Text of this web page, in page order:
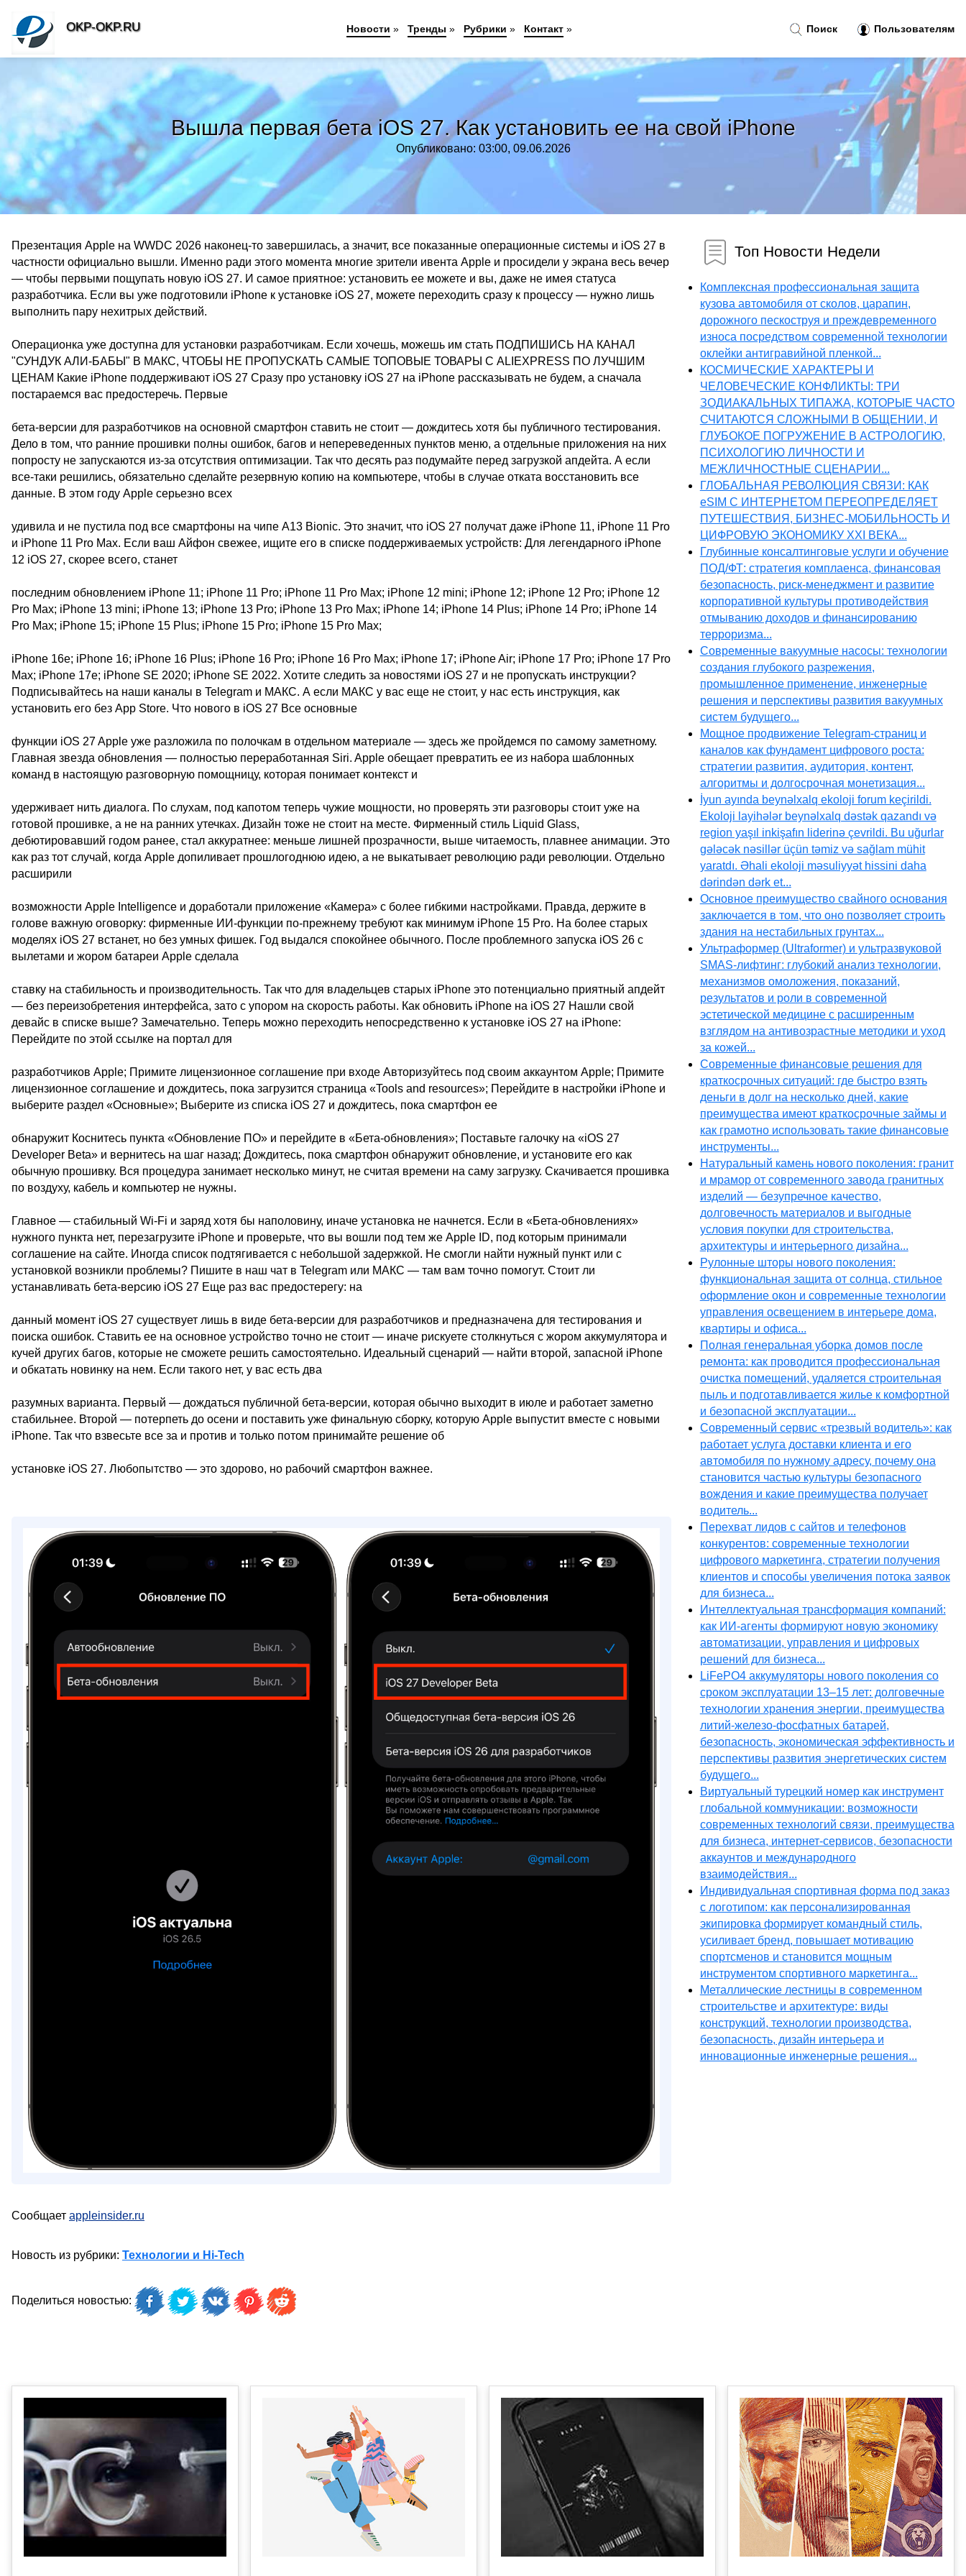
Вышла первая бета iOS 27. Как установить ее на свой iPhone
Опубликовано: 03:00, 09.06.2026
Презентация Apple на WWDC 2026 наконец-то завершилась, а значит, все показанные операционные системы и iOS 27 в
частности официально вышли. Именно ради этого момента многие зрители ивента Apple и просидели у экрана весь вечер
— чтобы первыми пощупать новую iOS 27. И самое приятное: установить ее можете и вы, даже не имея статуса
разработчика. Если вы уже подготовили iPhone к установке iOS 27, можете переходить сразу к процессу — нужно лишь
выполнить пару нехитрых действий.
Операционка уже доступна для установки разработчикам. Если хочешь, можешь им стать ПОДПИШИСЬ НА КАНАЛ
"СУНДУК АЛИ-БАБЫ" В МАКС, ЧТОБЫ НЕ ПРОПУСКАТЬ САМЫЕ ТОПОВЫЕ ТОВАРЫ С ALIEXPRESS ПО ЛУЧШИМ
ЦЕНАМ Какие iPhone поддерживают iOS 27 Сразу про установку iOS 27 на iPhone рассказывать не будем, а сначала
постараемся вас предостеречь. Первые
бета-версии для разработчиков на основной смартфон ставить не стоит — дождитесь хотя бы публичного тестирования.
Дело в том, что ранние прошивки полны ошибок, багов и непереведенных пунктов меню, а отдельные приложения на них
попросту не запускаются из-за отсутствия оптимизации. Так что десять раз подумайте перед загрузкой апдейта. А если
все-таки решились, обязательно сделайте резервную копию на компьютере, чтобы в случае отката восстановить все
данные. В этом году Apple серьезно всех
удивила и не пустила под все смартфоны на чипе A13 Bionic. Это значит, что iOS 27 получат даже iPhone 11, iPhone 11 Pro
и iPhone 11 Pro Max. Если ваш Айфон свежее, ищите его в списке поддерживаемых устройств: Для легендарного iPhone
12 iOS 27, скорее всего, станет
последним обновлением iPhone 11; iPhone 11 Pro; iPhone 11 Pro Max; iPhone 12 mini; iPhone 12; iPhone 12 Pro; iPhone 12
Pro Max; iPhone 13 mini; iPhone 13; iPhone 13 Pro; iPhone 13 Pro Max; iPhone 14; iPhone 14 Plus; iPhone 14 Pro; iPhone 14
Pro Max; iPhone 15; iPhone 15 Plus; iPhone 15 Pro; iPhone 15 Pro Max;
iPhone 16e; iPhone 16; iPhone 16 Plus; iPhone 16 Pro; iPhone 16 Pro Max; iPhone 17; iPhone Air; iPhone 17 Pro; iPhone 17 Pro
Max; iPhone 17e; iPhone SE 2020; iPhone SE 2022. Хотите следить за новостями iOS 27 и не пропускать инструкции?
Подписывайтесь на наши каналы в Telegram и МАКС. А если МАКС у вас еще не стоит, у нас есть инструкция, как
установить его без App Store. Что нового в iOS 27 Все основные
функции iOS 27 Apple уже разложила по полочкам в отдельном материале — здесь же пройдемся по самому заметному.
Главная звезда обновления — полностью переработанная Siri. Apple обещает превратить ее из набора шаблонных
команд в настоящую разговорную помощницу, которая понимает контекст и
удерживает нить диалога. По слухам, под капотом теперь чужие мощности, но проверять эти разговоры стоит уже на
готовой прошивке, а не на ранних утечках. Дизайн тоже не стоит на месте. Фирменный стиль Liquid Glass,
дебютировавший годом ранее, стал аккуратнее: меньше лишней прозрачности, выше читаемость, плавнее анимации. Это
как раз тот случай, когда Apple допиливает прошлогоднюю идею, а не выкатывает революцию ради революции. Отдельно
расширили
возможности Apple Intelligence и доработали приложение «Камера» с более гибкими настройками. Правда, держите в
голове важную оговорку: фирменные ИИ-функции по-прежнему требуют как минимум iPhone 15 Pro. На более старых
моделях iOS 27 встанет, но без умных фишек. Год выдался спокойнее обычного. После проблемного запуска iOS 26 с
вылетами и жором батареи Apple сделала
ставку на стабильность и производительность. Так что для владельцев старых iPhone это потенциально приятный апдейт
— без переизобретения интерфейса, зато с упором на скорость работы. Как обновить iPhone на iOS 27 Нашли свой
девайс в списке выше? Замечательно. Теперь можно переходить непосредственно к установке iOS 27 на iPhone:
Перейдите по этой ссылке на портал для
разработчиков Apple; Примите лицензионное соглашение при входе Авторизуйтесь под своим аккаунтом Apple; Примите
лицензионное соглашение и дождитесь, пока загрузится страница «Tools and resources»; Перейдите в настройки iPhone и
выберите раздел «Основные»; Выберите из списка iOS 27 и дождитесь, пока смартфон ее
обнаружит Коснитесь пункта «Обновление ПО» и перейдите в «Бета-обновления»; Поставьте галочку на «iOS 27
Developer Beta» и вернитесь на шаг назад; Дождитесь, пока смартфон обнаружит обновление, и установите его как
обычную прошивку. Вся процедура занимает несколько минут, не считая времени на саму загрузку. Скачивается прошивка
по воздуху, кабель и компьютер не нужны.
Главное — стабильный Wi-Fi и заряд хотя бы наполовину, иначе установка не начнется. Если в «Бета-обновлениях»
нужного пункта нет, перезагрузите iPhone и проверьте, что вы вошли под тем же Apple ID, под которым принимали
соглашение на сайте. Иногда список подтягивается с небольшой задержкой. Не смогли найти нужный пункт или с
установкой возникли проблемы? Пишите в наш чат в Telegram или МАКС — там вам точно помогут. Стоит ли
устанавливать бета-версию iOS 27 Еще раз вас предостерегу: на
данный момент iOS 27 существует лишь в виде бета-версии для разработчиков и предназначена для тестирования и
поиска ошибок. Ставить ее на основное устройство точно не стоит — иначе рискуете столкнуться с жором аккумулятора и
кучей других багов, которые не сможете решить самостоятельно. Идеальный сценарий — найти второй, запасной iPhone
и обкатать новинку на нем. Если такого нет, у вас есть два
разумных варианта. Первый — дождаться публичной бета-версии, которая обычно выходит в июле и работает заметно
стабильнее. Второй — потерпеть до осени и поставить уже финальную сборку, которую Apple выпустит вместе с новыми
iPhone. Так что взвесьте все за и против и только потом принимайте решение об
установке iOS 27. Любопытство — это здорово, но рабочий смартфон важнее.
Сообщает appleinsider.ru
Новость из рубрики: Технологии и Hi-Tech
Поделиться новостью:
Топ Новости Недели
Комплексная профессиональная защита
кузова автомобиля от сколов, царапин,
дорожного пескоструя и преждевременного
износа посредством современной технологии
оклейки антигравийной пленкой...
КОСМИЧЕСКИЕ ХАРАКТЕРЫ И
ЧЕЛОВЕЧЕСКИЕ КОНФЛИКТЫ: ТРИ
ЗОДИАКАЛЬНЫХ ТИПАЖА, КОТОРЫЕ ЧАСТО
СЧИТАЮТСЯ СЛОЖНЫМИ В ОБЩЕНИИ, И
ГЛУБОКОЕ ПОГРУЖЕНИЕ В АСТРОЛОГИЮ,
ПСИХОЛОГИЮ ЛИЧНОСТИ И
МЕЖЛИЧНОСТНЫЕ СЦЕНАРИИ...
ГЛОБАЛЬНАЯ РЕВОЛЮЦИЯ СВЯЗИ: КАК
eSIM С ИНТЕРНЕТОМ ПЕРЕОПРЕДЕЛЯЕТ
ПУТЕШЕСТВИЯ, БИЗНЕС-МОБИЛЬНОСТЬ И
ЦИФРОВУЮ ЭКОНОМИКУ XXI ВЕКА...
Глубинные консалтинговые услуги и обучение
ПОД/ФТ: стратегия комплаенса, финансовая
безопасность, риск-менеджмент и развитие
корпоративной культуры противодействия
отмыванию доходов и финансированию
терроризма...
Современные вакуумные насосы: технологии
создания глубокого разрежения,
промышленное применение, инженерные
решения и перспективы развития вакуумных
систем будущего...
Мощное продвижение Telegram-страниц и
каналов как фундамент цифрового роста:
стратегии развития, аудитория, контент,
алгоритмы и долгосрочная монетизация...
İyun ayında beynəlxalq ekoloji forum keçirildi.
Ekoloji layihələr beynəlxalq dəstək qazandı və
region yaşıl inkişafın liderinə çevrildi. Bu uğurlar
gələcək nəsillər üçün təmiz və sağlam mühit
yaratdı. Əhali ekoloji məsuliyyət hissini daha
dərindən dərk et...
Основное преимущество свайного основания
заключается в том, что оно позволяет строить
здания на нестабильных грунтах...
Ультраформер (Ultraformer) и ультразвуковой
SMAS-лифтинг: глубокий анализ технологии,
механизмов омоложения, показаний,
результатов и роли в современной
эстетической медицине с расширенным
взглядом на антивозрастные методики и уход
за кожей...
Современные финансовые решения для
краткосрочных ситуаций: где быстро взять
деньги в долг на несколько дней, какие
преимущества имеют краткосрочные займы и
как грамотно использовать такие финансовые
инструменты...
Натуральный камень нового поколения: гранит
и мрамор от современного завода гранитных
изделий — безупречное качество,
долговечность материалов и выгодные
условия покупки для строительства,
архитектуры и интерьерного дизайна...
Рулонные шторы нового поколения:
функциональная защита от солнца, стильное
оформление окон и современные технологии
управления освещением в интерьере дома,
квартиры и офиса...
Полная генеральная уборка домов после
ремонта: как проводится профессиональная
очистка помещений, удаляется строительная
пыль и подготавливается жилье к комфортной
и безопасной эксплуатации...
Современный сервис «трезвый водитель»: как
работает услуга доставки клиента и его
автомобиля по нужному адресу, почему она
становится частью культуры безопасного
вождения и какие преимущества получает
водитель...
Перехват лидов с сайтов и телефонов
конкурентов: современные технологии
цифрового маркетинга, стратегии получения
клиентов и способы увеличения потока заявок
для бизнеса...
Интеллектуальная трансформация компаний:
как ИИ-агенты формируют новую экономику
автоматизации, управления и цифровых
решений для бизнеса...
LiFePO4 аккумуляторы нового поколения со
сроком эксплуатации 13–15 лет: долговечные
технологии хранения энергии, преимущества
литий-железо-фосфатных батарей,
безопасность, экономическая эффективность и
перспективы развития энергетических систем
будущего...
Виртуальный турецкий номер как инструмент
глобальной коммуникации: возможности
современных технологий связи, преимущества
для бизнеса, интернет-сервисов, безопасности
аккаунтов и международного
взаимодействия...
Индивидуальная спортивная форма под заказ
с логотипом: как персонализированная
экипировка формирует командный стиль,
усиливает бренд, повышает мотивацию
спортсменов и становится мощным
инструментом спортивного маркетинга...
Металлические лестницы в современном
строительстве и архитектуре: виды
конструкций, технологии производства,
безопасность, дизайн интерьера и
инновационные инженерные решения...
Поиск Пользователям
OKP-OKP.RU Новости » Тренды » Рубрики » Контакт»